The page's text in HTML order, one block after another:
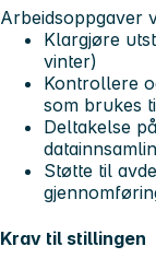
Arbeidsoppgaver
Klargjøre
vinter)
Kontrollere
som brukes
Deltakelse
Støtte til
Krav til stillingen